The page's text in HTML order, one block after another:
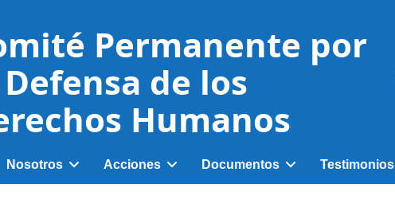
Permanente por
de los
Humanos
Nosotros Acciones Documentos Testimonios